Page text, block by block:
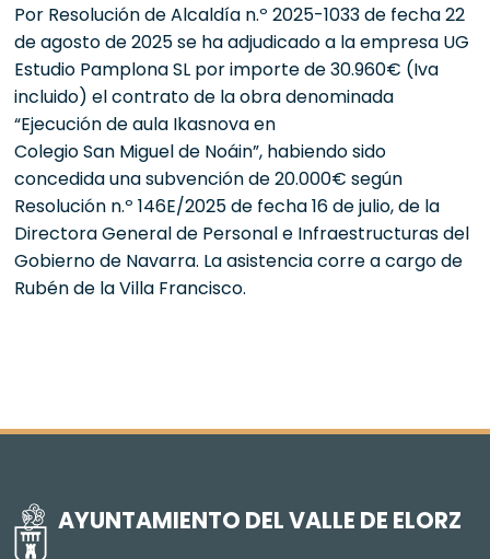
Por Resolución de Alcaldía n.º 2025-1033 de fecha 22
de agosto de 2025 se ha adjudicado a la empresa UG
Estudio Pamplona SL por importe de 30.960€ (Iva
incluido) el contrato de la obra denominada
“Ejecución de aula Ikasnova en
Colegio San Miguel de Noáin”, habiendo sido
concedida una subvención de 20.000€ según
Resolución n.º 146E/2025 de fecha 16 de julio, de la
Directora General de Personal e Infraestructuras del
Gobierno de Navarra. La asistencia corre a cargo de
Rubén de la Villa Francisco.
AYUNTAMIENTO DEL VALLE DE ELORZ